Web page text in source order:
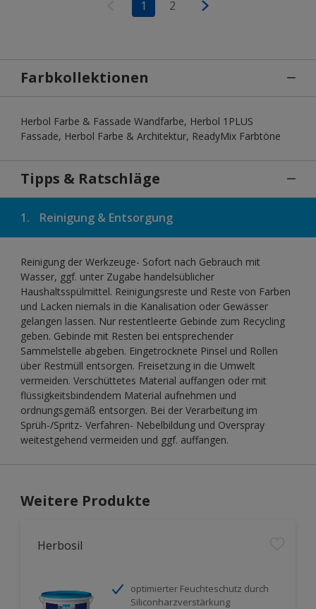
1 2
Farbkollektionen
Herbol Farbe & Fassade Wandfarbe, Herbol 1PLUS
Fassade, Herbol Farbe & Architektur, ReadyMix Farbtöne
Tipps & Ratschläge
1. Reinigung & Entsorgung
Reinigung der Werkzeuge- Sofort nach Gebrauch mit
Wasser, ggf. unter Zugabe handelsüblicher
Haushaltsspülmittel. Reinigungsreste und Reste von Farben
und Lacken niemals in die Kanalisation oder Gewässer
gelangen lassen. Nur restentleerte Gebinde zum Recycling
geben. Gebinde mit Resten bei entsprechender
Sammelstelle abgeben. Eingetrocknete Pinsel und Rollen
über Restmüll entsorgen. Freisetzung in die Umwelt
vermeiden. Verschüttetes Material auffangen oder mit
flüssigkeitsbindendem Material aufnehmen und
ordnungsgemäß entsorgen. Bei der Verarbeitung im
Sprüh-/Spritz- Verfahren- Nebelbildung und Overspray
weitestgehend vermeiden und ggf. auffangen.
Weitere Produkte
Herbosil
optimierter Feuchteschutz durch
Siliconharzverstärkung